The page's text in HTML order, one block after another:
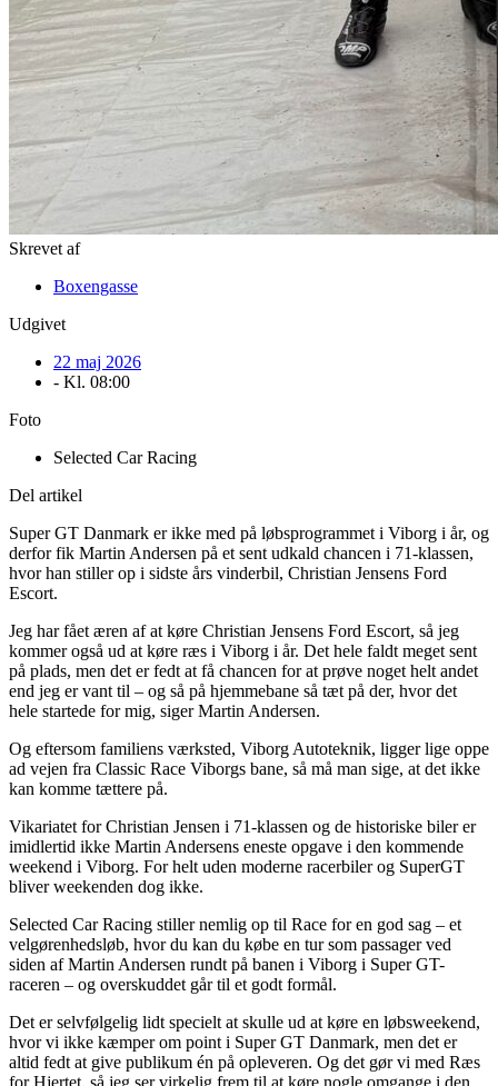
Skrevet af
Boxengasse
Udgivet
22 maj 2026
- Kl. 08:00
Foto
Selected Car Racing
Del artikel
Super GT Danmark er ikke med på løbsprogrammet i Viborg i år, og
derfor fik Martin Andersen på et sent udkald chancen i 71-klassen,
hvor han stiller op i sidste års vinderbil, Christian Jensens Ford
Escort.
Jeg har fået æren af at køre Christian Jensens Ford Escort, så jeg
kommer også ud at køre ræs i Viborg i år. Det hele faldt meget sent
på plads, men det er fedt at få chancen for at prøve noget helt andet
end jeg er vant til – og så på hjemmebane så tæt på der, hvor det
hele startede for mig, siger Martin Andersen.
Og eftersom familiens værksted, Viborg Autoteknik, ligger lige oppe
ad vejen fra Classic Race Viborgs bane, så må man sige, at det ikke
kan komme tættere på.
Vikariatet for Christian Jensen i 71-klassen og de historiske biler er
imidlertid ikke Martin Andersens eneste opgave i den kommende
weekend i Viborg. For helt uden moderne racerbiler og SuperGT
bliver weekenden dog ikke.
Selected Car Racing stiller nemlig op til Race for en god sag – et
velgørenhedsløb, hvor du kan du købe en tur som passager ved
siden af Martin Andersen rundt på banen i Viborg i Super GT-
raceren – og overskuddet går til et godt formål.
Det er selvfølgelig lidt specielt at skulle ud at køre en løbsweekend,
hvor vi ikke kæmper om point i Super GT Danmark, men det er
altid fedt at give publikum én på opleveren. Og det gør vi med Ræs
for Hjertet, så jeg ser virkelig frem til at køre nogle omgange i den